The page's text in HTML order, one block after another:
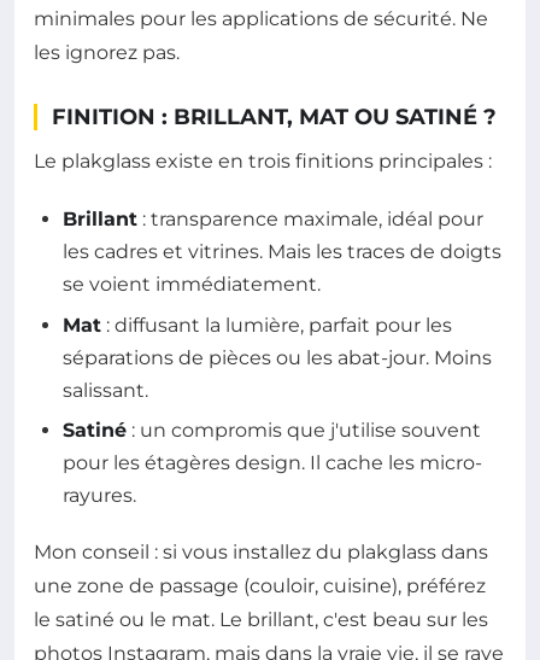
minimales pour les applications de sécurité. Ne
les ignorez pas.
FINITION : BRILLANT, MAT OU SATINÉ ?
Le plakglass existe en trois finitions principales :
Brillant : transparence maximale, idéal pour
les cadres et vitrines. Mais les traces de doigts
se voient immédiatement.
Mat : diffusant la lumière, parfait pour les
séparations de pièces ou les abat-jour. Moins
salissant.
Satiné : un compromis que j'utilise souvent
pour les étagères design. Il cache les micro-
rayures.
Mon conseil : si vous installez du plakglass dans
une zone de passage (couloir, cuisine), préférez
le satiné ou le mat. Le brillant, c'est beau sur les
photos Instagram, mais dans la vraie vie, il se raye